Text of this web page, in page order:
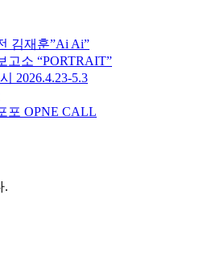
김재훈”Ai Ai”
고소 “PORTRAIT”
2026.4.23-5.3
포 OPNE CALL
.